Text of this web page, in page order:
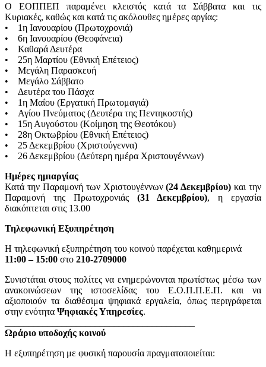
Ο ΕΟΠΠΕΠ παραμένει κλειστός κατά τα Σάββατα και τις
Κυριακές, καθώς και κατά τις ακόλουθες ημέρες αργίας:
• 1η Ιανουαρίου (Πρωτοχρονιά)
• 6η Ιανουαρίου (Θεοφάνεια)
• Καθαρά Δευτέρα
• 25η Μαρτίου (Εθνική Επέτειος)
• Μεγάλη Παρασκευή
• Μεγάλο Σάββατο
• Δευτέρα του Πάσχα
• 1η Μαΐου (Εργατική Πρωτομαγιά)
• Αγίου Πνεύματος (Δευτέρα της Πεντηκοστής)
• 15η Αυγούστου (Κοίμηση της Θεοτόκου)
• 28η Οκτωβρίου (Εθνική Επέτειος)
• 25 Δεκεμβρίου (Χριστούγεννα)
• 26 Δεκεμβρίου (Δεύτερη ημέρα Χριστουγέννων)
Ημέρες ημιαργίας
Κατά την Παραμονή των Χριστουγέννων(24 Δεκεμβρίου) και την
Παραμονή της Πρωτοχρονιάς (31 Δεκεμβρίου), η εργασία
διακόπτεται στις 13.00
Τηλεφωνική Εξυπηρέτηση
Η τηλεφωνική εξυπηρέτηση του κοινού παρέχεται καθημερινά
11:00 – 15:00 στο 210-2709000
Συνιστάται στους πολίτες να ενημερώνονται πρωτίστως μέσω των
ανακοινώσεων της ιστοσελίδας του Ε.Ο.Π.Π.Ε.Π. και να
αξιοποιούν τα διαθέσιμα ψηφιακά εργαλεία, όπως περιγράφεται
στην ενότητα Ψηφιακές Υπηρεσίες.
Ωράριο υποδοχής κοινού
Η εξυπηρέτηση με φυσική παρουσία πραγματοποιείται: